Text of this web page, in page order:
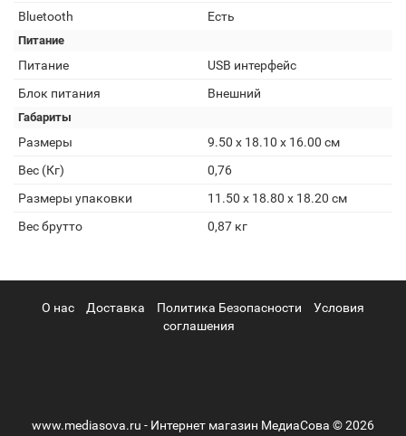
Bluetooth
Есть
Питание
Питание
USB интерфейс
Блок питания
Внешний
Габариты
Размеры
9.50 x 18.10 x 16.00 см
Вес (Кг)
0,76
Размеры упаковки
11.50 x 18.80 x 18.20 см
Вес брутто
0,87 кг
О нас Доставка Политика Безопасности
Условия
соглашения
www.mediasova.ru - Интернет магазин МедиаСова © 2026